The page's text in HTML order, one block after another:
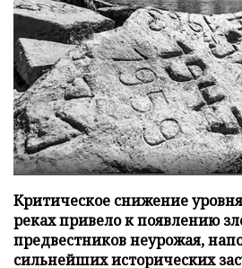
Критическое снижение
реках привело к появлению
предвестников неурожая,
сильнейших исторических